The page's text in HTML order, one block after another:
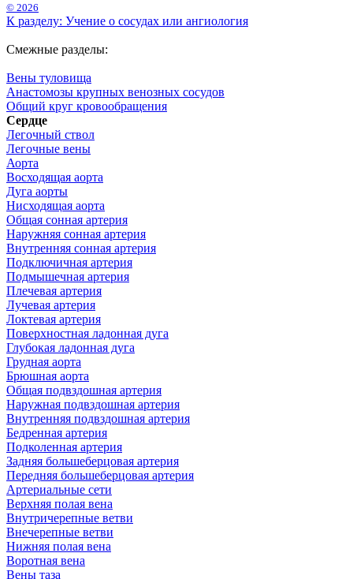
© 2026
К разделу: Учение о сосудах или ангиология
Смежные разделы:
Вены туловища
Анастомозы крупных венозных сосудов
Общий круг кровообращения
Сердце
Легочный ствол
Легочные вены
Аорта
Восходящая аорта
Дуга аорты
Нисходящая аорта
Общая сонная артерия
Наружняя сонная артерия
Внутренняя сонная артерия
Подключичная артерия
Подмышечная артерия
Плечевая артерия
Лучевая артерия
Локтевая артерия
Поверхностная ладонная дуга
Глубокая ладонная дуга
Грудная аорта
Брюшная аорта
Общая подвздошная артерия
Наружная подвздошная артерия
Внутренняя подвздошная артерия
Бедренная артерия
Подколенная артерия
Задняя большеберцовая артерия
Передняя большеберцовая артерия
Артериальные сети
Верхняя полая вена
Внутричерепные ветви
Внечерепные ветви
Нижняя полая вена
Воротная вена
Вены таза